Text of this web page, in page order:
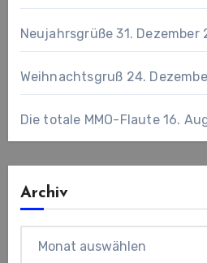
Neujahrsgrüße 31. Dezember
Weihnachtsgruß 24.
Die totale MMO-Flaute 16.
Archiv